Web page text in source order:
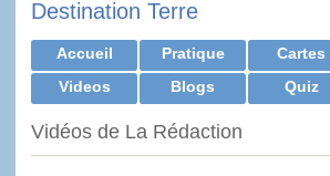
Destination Terre
Accueil Pratique Cartes
Videos
Blogs Quiz
Vidéos de La Rédaction